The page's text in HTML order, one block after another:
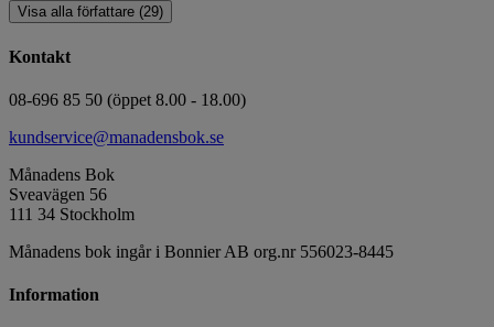
Visa alla författare (29)
Kontakt
08-696 85 50 (öppet 8.00 - 18.00)
kundservice@manadensbok.se
Månadens Bok
Sveavägen 56
111 34 Stockholm
Månadens bok ingår i Bonnier AB org.nr 556023-8445
Information